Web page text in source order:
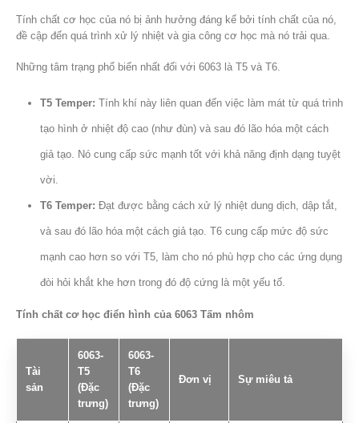
Tính chất cơ học của nó bị ảnh hưởng đáng kể bởi tính chất của nó,
đề cập đến quá trình xử lý nhiệt và gia công cơ học mà nó trải qua.
Những tâm trạng phổ biến nhất đối với 6063 là T5 và T6.
T5 Temper: Tính khí này liên quan đến việc làm mát từ quá trình
tạo hình ở nhiệt độ cao (như đùn) và sau đó lão hóa một cách
giả tạo. Nó cung cấp sức mạnh tốt với khả năng định dạng tuyệt
vời.
T6 Temper: Đạt được bằng cách xử lý nhiệt dung dịch, dập tắt,
và sau đó lão hóa một cách giả tạo. T6 cung cấp mức độ sức
mạnh cao hơn so với T5, làm cho nó phù hợp cho các ứng dụng
đòi hỏi khắt khe hơn trong đó độ cứng là một yếu tố.
Tính chất cơ học điển hình của 6063 Tấm nhôm
Tài
sản
6063-
T5
(Đặc
trưng)
6063-
T6
(Đặc
trưng)
Đơn vị Sự miêu tả